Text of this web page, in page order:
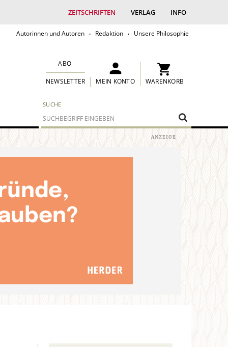
ZEITSCHRIFTEN VERLAG INFO
Autorinnen und Autoren Redaktion Unsere Philosophie
SUCHE
ABO
NEWSLETTER MEIN KONTO WARENKORB